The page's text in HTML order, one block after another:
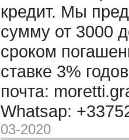
кредит. Мы
сумму от 3000
сроком
ставке 3%
почта:
Whatsap:
03-2020